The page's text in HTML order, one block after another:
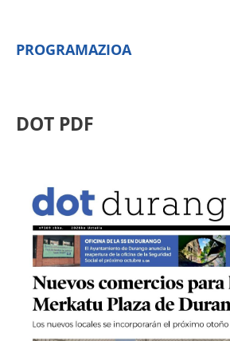
PROGRAMAZIOA
DOT PDF